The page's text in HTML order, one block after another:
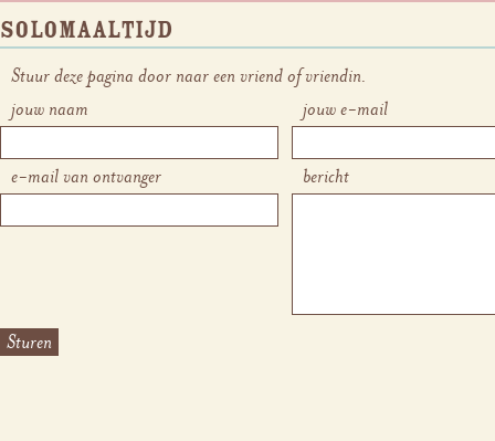
Solomaaltijd
Stuur deze pagina door naar een vriend of vriendin.
jouw naam
jouw e-mail
e-mail van ontvanger bericht
Sturen